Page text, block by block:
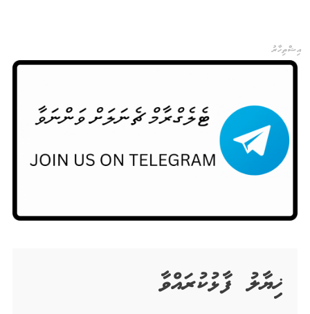
އިޝްތިހާރު
ޚިޔާލު ފާޅުކުރައްވާ